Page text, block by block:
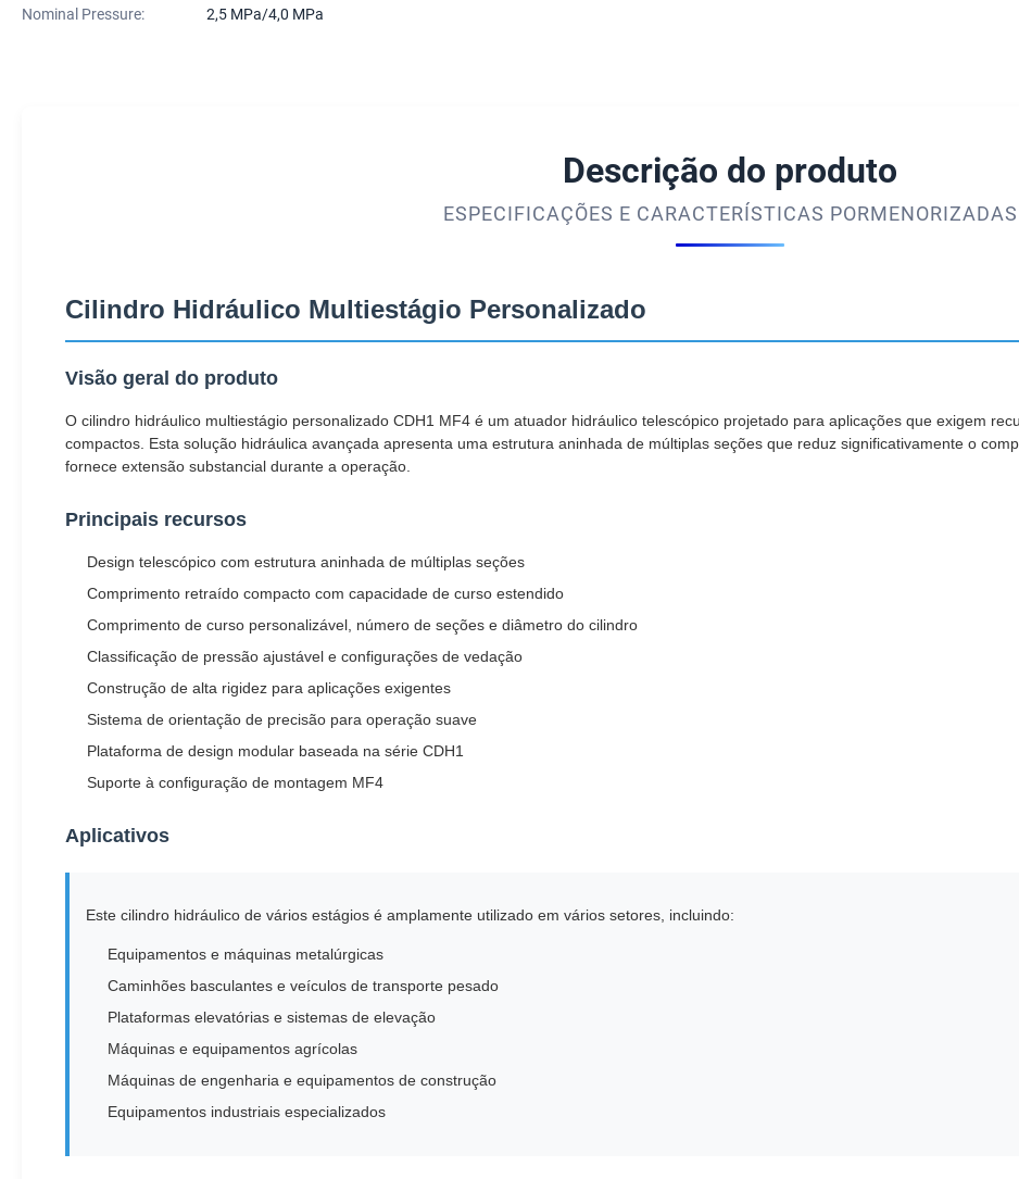
Nominal Pressure: 2,5 MPa/4,0 MPa
Descrição do produto
ESPECIFICAÇÕES E CARACTERÍSTICAS PORMENORIZADAS
Cilindro Hidráulico Multiestágio Personalizado
Visão geral do produto
O cilindro hidráulico multiestágio personalizado CDH1 MF4 é um atuador hidráulico telescópico projetado para aplicações que exigem
compactos. Esta solução hidráulica avançada apresenta uma estrutura aninhada de múltiplas seções que reduz significativamente o
fornece extensão substancial durante a operação.
Principais recursos
Design telescópico com estrutura aninhada de múltiplas seções
Comprimento retraído compacto com capacidade de curso estendido
Comprimento de curso personalizável, número de seções e diâmetro do cilindro
Classificação de pressão ajustável e configurações de vedação
Construção de alta rigidez para aplicações exigentes
Sistema de orientação de precisão para operação suave
Plataforma de design modular baseada na série CDH1
Suporte à configuração de montagem MF4
Aplicativos
Este cilindro hidráulico de vários estágios é amplamente utilizado em vários setores, incluindo:
Equipamentos e máquinas metalúrgicas
Caminhões basculantes e veículos de transporte pesado
Plataformas elevatórias e sistemas de elevação
Máquinas e equipamentos agrícolas
Máquinas de engenharia e equipamentos de construção
Equipamentos industriais especializados